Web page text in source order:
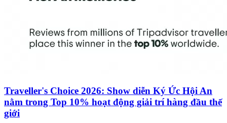
Traveller's Choice 2026: Show diễn Ký Ức Hội An
nằm trong Top 10% hoạt động giải trí hàng đầu thế
giới